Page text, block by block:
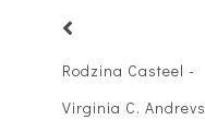
Rodzina Casteel -
Virginia C. Andrevs